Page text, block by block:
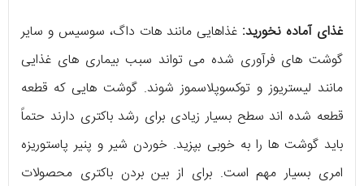
غذای آماده نخورید: غذاهایی مانند هات داگ، سوسیس و سایر
گوشت های فرآوری شده می تواند سبب بیماری های غذایی
مانند لیستریوز و توکسوپلاسموز شوند. گوشت هایی که قطعه
قطعه شده اند سطح بسیار زیادی برای رشد باکتری دارند حتماً
باید گوشت ها را به خوبی بپزید. خوردن شیر و پنیر پاستوریزه
امری بسیار مهم است. برای از بین بردن باکتری محصولات